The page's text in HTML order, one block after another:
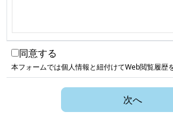
同意する
本フォームでは個人情報と紐付けてWeb閲覧履歴
次へ